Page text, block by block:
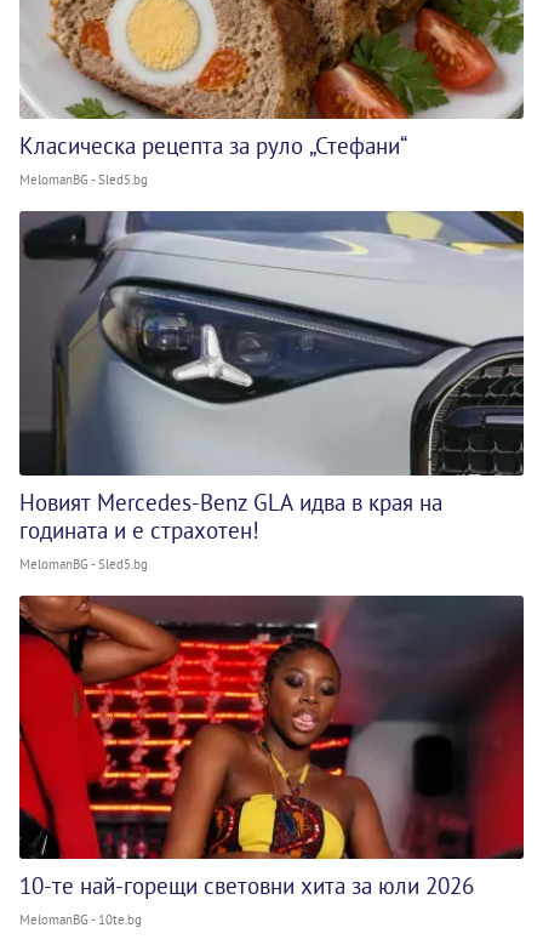
Класическа рецепта за руло „Стефани“
MelomanBG - Sled5.bg
Новият Mercedes-Benz GLA идва в края на
годината и е страхотен!
MelomanBG - Sled5.bg
10-те най-горещи световни хита за юли 2026
MelomanBG - 10te.bg